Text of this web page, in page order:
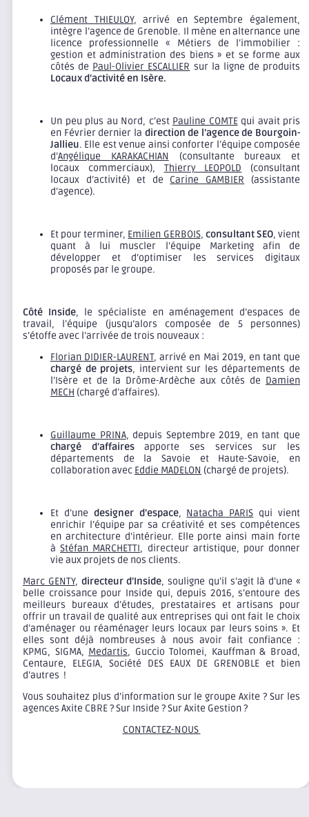
Clément THIEULOY, arrivé en Septembre également,
intègre l’agence de Grenoble. Il mène en alternance une
licence professionnelle « Métiers de l’immobilier :
gestion et administration des biens » et se forme aux
côtés de Paul-Olivier ESCALLIER sur la ligne de produits
Locaux d’activité en Isère.
Un peu plus au Nord, c’est Pauline COMTEqui avait pris
en Février dernier la direction de l’agence de Bourgoin-
Jallieu. Elle est venue ainsi conforter l’équipe composée
d’Angélique KARAKACHIAN
(consultante bureaux et
locaux commerciaux), Thierry LEOPOLD (consultant
locaux d’activité) et de Carine GAMBIER (assistante
d’agence).
Et pour terminer, Emilien GERBOIS, consultant SEO, vient
quant à lui muscler l’équipe Marketing afin de
développer et d’optimiser les services digitaux
proposés par le groupe.
Côté Inside, le spécialiste en aménagement d’espaces de
travail, l’équipe (jusqu’alors composée de 5 personnes)
s’étoffe avec l’arrivée de trois nouveaux :
Florian DIDIER-LAURENT, arrivé en Mai 2019, en tant que
chargé de projets, intervient sur les départements de
l’Isère et de la Drôme-Ardèche aux côtés de Damien
MECH (chargé d’affaires).
Guillaume PRINA, depuis Septembre 2019, en tant que
chargé d’affairesapporte ses services sur les
départements de la Savoie et Haute-Savoie, en
collaboration avec Eddie MADELON (chargé de projets).
Et d’une designer d’espace, Natacha PARIS qui vient
enrichir l’équipe par sa créativité et ses compétences
en architecture d’intérieur. Elle porte ainsi main forte
àStéfan MARCHETTI, directeur artistique, pour donner
vie aux projets de nos clients.
Marc GENTY, directeur d’Inside, souligne qu’il s’agit là d’une «
belle croissance pour Inside qui, depuis 2016, s’entoure des
meilleurs bureaux d’études, prestataires et artisans pour
offrir un travail de qualité aux entreprises qui ont fait le choix
d’aménager ou réaménager leurs locaux par leurs soins ». Et
elles sont déjà nombreuses à nous avoir fait confiance :
KPMG, SIGMA, Medartis, Guccio Tolomei, Kauffman & Broad,
Centaure, ELEGIA, Société DES EAUX DE GRENOBLE et bien
d’autres !
Vous souhaitez plus d’information sur le groupe Axite ? Sur les
agences Axite CBRE ? Sur Inside ? Sur Axite Gestion ?
CONTACTEZ-NOUS